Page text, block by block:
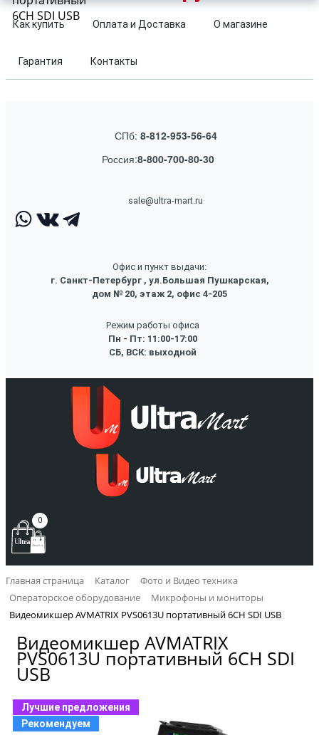
Как купить Оплата и Доставка О магазине
Гарантия Контакты
СПб: 8-812-953-56-64
Россия:8-800-700-80-30
sale@ultra-mart.ru
Офис и пункт выдачи:
г. Санкт-Петербург , ул.Большая Пушкарская,
дом № 20, этаж 2, офис 4-205
Режим работы офиса
Пн - Пт: 11:00-17:00
СБ, ВСК: выходной
0
Главная страница Каталог
Фото и Видео техника
Операторское оборудование
Микрофоны и мониторы
Видеомикшер AVMATRIX PVS0613U портативный 6CH SDI USB
Видеомикшер AVMATRIX
PVS0613U портативный 6CH SDI
USB
Лучшие предложения
Рекомендуем
6CH SDI USB